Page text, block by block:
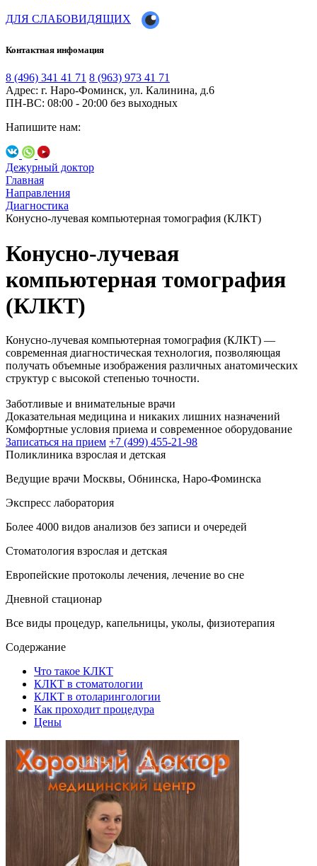
ДЛЯ СЛАБОВИДЯЩИХ
Контактная инфомация
8 (496) 341 41 71 8 (963) 973 41 71
Адрес: г. Наро-Фоминск, ул. Калинина, д.6
ПН-ВС: 08:00 - 20:00 без выходных
Напишите нам:
Дежурный доктор
Главная
Направления
Диагностика
Конусно-лучевая компьютерная томография (КЛКТ)
Конусно-лучевая
компьютерная томография
(КЛКТ)
Конусно-лучевая компьютерная томография (КЛКТ) —
современная диагностическая технология, позволяющая
получать объемные изображения различных анатомических
структур с высокой степенью точности.
Заботливые и внимательные врачи
Доказательная медицина и никаких лишних назначений
Комфортные условия приема и современное оборудование
Записаться на прием +7 (499) 455-21-98
Поликлиника взрослая и детская
Ведущие врачи Москвы, Обнинска, Наро-Фоминска
Экспресс лаборатория
Более 4000 видов анализов без записи и очередей
Стоматология взрослая и детская
Европейские протоколы лечения, лечение во сне
Дневной стационар
Все виды процедур, капельницы, уколы, физиотерапия
Содержание
Что такое КЛКТ
КЛКТ в стоматологии
КЛКТ в отоларингологии
Как проходит процедура
Цены